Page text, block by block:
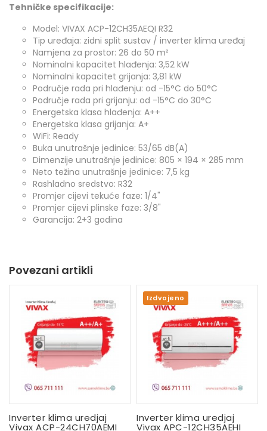
Tehničke specifikacije:
Model: VIVAX ACP-12CH35AEQI R32
Tip uređaja: zidni split sustav / inverter klima uređaj
Namjena za prostor: 26 do 50 m²
Nominalni kapacitet hlađenja: 3,52 kW
Nominalni kapacitet grijanja: 3,81 kW
Područje rada pri hlađenju: od -15°C do 50°C
Područje rada pri grijanju: od -15°C do 30°C
Energetska klasa hlađenja: A++
Energetska klasa grijanja: A+
WiFi: Ready
Buka unutrašnje jedinice: 53/65 dB(A)
Dimenzije unutrašnje jedinice: 805 × 194 × 285 mm
Neto težina unutrašnje jedinice: 7,5 kg
Rashladno sredstvo: R32
Promjer cijevi tekuće faze: 1/4"
Promjer cijevi plinske faze: 3/8"
Garancija: 2+3 godina
Povezani artikli
Inverter klima uredjaj
Vivax ACP-24CH70AEMI
Izdvojeno
Inverter klima uredjaj
Vivax APC-12CH35AEHI